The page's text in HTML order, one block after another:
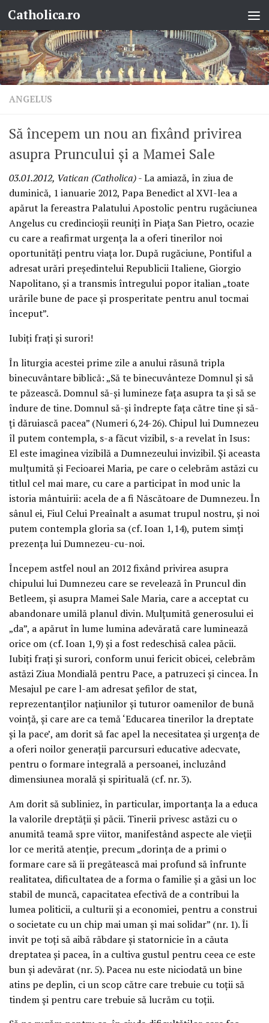
Skip to content
Catholica.ro
ANGELUS
Să începem un nou an fixând privirea
asupra Pruncului şi a Mamei Sale
03.01.2012, Vatican (Catholica)- La amiază, în ziua de
duminică, 1 ianuarie 2012, Papa Benedict al XVI-lea a
apărut la fereastra Palatului Apostolic pentru rugăciunea
Angelus cu credincioşii reuniţi în Piaţa San Pietro, ocazie
cu care a reafirmat urgenţa la a oferi tinerilor noi
oportunităţi pentru viaţa lor. După rugăciune, Pontiful a
adresat urări preşedintelui Republicii Italiene, Giorgio
Napolitano, şi a transmis întregului popor italian „toate
urările bune de pace şi prosperitate pentru anul tocmai
început”.
Iubiţi fraţi şi surori!
În liturgia acestei prime zile a anului răsună tripla
binecuvântare biblică: „Să te binecuvânteze Domnul şi să
te păzească. Domnul să-şi lumineze faţa asupra ta şi să se
îndure de tine. Domnul să-şi îndrepte faţa către tine şi să-
ţi dăruiască pacea” (Numeri 6,24-26). Chipul lui Dumnezeu
îl putem contempla, s-a făcut vizibil, s-a revelat în Isus:
El este imaginea vizibilă a Dumnezeului invizibil. Şi aceasta
mulţumită şi Fecioarei Maria, pe care o celebrăm astăzi cu
titlul cel mai mare, cu care a participat în mod unic la
istoria mântuirii: acela de a fi Născătoare de Dumnezeu. În
sânul ei, Fiul Celui Preaînalt a asumat trupul nostru, şi noi
putem contempla gloria sa (cf. Ioan 1,14), putem simţi
prezenţa lui Dumnezeu-cu-noi.
Începem astfel noul an 2012 fixând privirea asupra
chipului lui Dumnezeu care se revelează în Pruncul din
Betleem, şi asupra Mamei Sale Maria, care a acceptat cu
abandonare umilă planul divin. Mulţumită generosului ei
„da”, a apărut în lume lumina adevărată care luminează
orice om (cf. Ioan 1,9) şi a fost redeschisă calea păcii.
Iubiţi fraţi şi surori, conform unui fericit obicei, celebrăm
astăzi Ziua Mondială pentru Pace, a patruzeci şi cincea. În
Mesajul pe care l-am adresat şefilor de stat,
reprezentanţilor naţiunilor şi tuturor oamenilor de bună
voinţă, şi care are ca temă ‘Educarea tinerilor la dreptate
şi la pace’, am dorit să fac apel la necesitatea şi urgenţa de
a oferi noilor generaţii parcursuri educative adecvate,
pentru o formare integrală a persoanei, incluzând
dimensiunea morală şi spirituală (cf. nr. 3).
Am dorit să subliniez, în particular, importanţa la a educa
la valorile dreptăţii şi păcii. Tinerii privesc astăzi cu o
anumită teamă spre viitor, manifestând aspecte ale vieţii
lor ce merită atenţie, precum „dorinţa de a primi o
formare care să îi pregătească mai profund să înfrunte
realitatea, dificultatea de a forma o familie şi a găsi un loc
stabil de muncă, capacitatea efectivă de a contribui la
lumea politicii, a culturii şi a economiei, pentru a construi
o societate cu un chip mai uman şi mai solidar” (nr. 1). Îi
invit pe toţi să aibă răbdare şi statornicie în a căuta
dreptatea şi pacea, în a cultiva gustul pentru ceea ce este
bun şi adevărat (nr. 5). Pacea nu este niciodată un bine
atins pe deplin, ci un scop către care trebuie cu toţii să
tindem şi pentru care trebuie să lucrăm cu toţii.